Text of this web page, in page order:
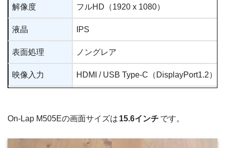
解像度 フルHD（1920 x 1080）
液晶 IPS
表面処理 ノングレア
映像入力 HDMI / USB Type-C（DisplayPort1.2）
オーディオ出力 イヤホンジャック 3.5mm
スピーカー 2chスピーカー（最大1.5W x 2）
On-Lap M505Eの画面サイズは 15.6インチ です。